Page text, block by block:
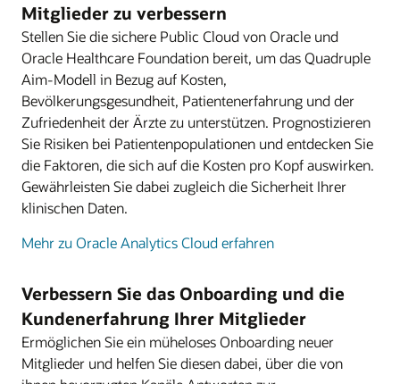
Mitglieder zu verbessern
Stellen Sie die sichere Public Cloud von Oracle und
Oracle Healthcare Foundation bereit, um das Quadruple
Aim-Modell in Bezug auf Kosten,
Bevölkerungsgesundheit, Patientenerfahrung und der
Zufriedenheit der Ärzte zu unterstützen. Prognostizieren
Sie Risiken bei Patientenpopulationen und entdecken Sie
die Faktoren, die sich auf die Kosten pro Kopf auswirken.
Gewährleisten Sie dabei zugleich die Sicherheit Ihrer
klinischen Daten.
Mehr zu Oracle Analytics Cloud erfahren
Verbessern Sie das Onboarding und die
Kundenerfahrung Ihrer Mitglieder
Ermöglichen Sie ein müheloses Onboarding neuer
Mitglieder und helfen Sie diesen dabei, über die von